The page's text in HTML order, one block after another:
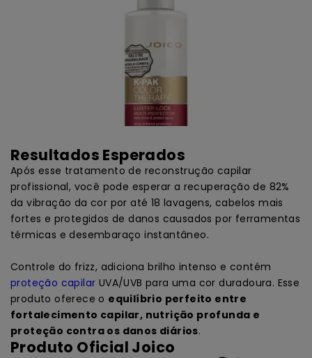
Resultados Esperados
Após esse tratamento de reconstrução capilar
profissional, você pode esperar a recuperação de 82%
da vibração da cor por até 18 lavagens, cabelos mais
fortes e protegidos de danos causados por ferramentas
térmicas e desembaraço instantâneo.
Controle do frizz, adiciona brilho intenso e contém
proteção capilar UVA/UVB para uma cor duradoura. Esse
produto oferece o equilíbrio perfeito entre
fortalecimento capilar, nutrição profunda e
proteção contra os danos diários.
Produto Oficial Joico